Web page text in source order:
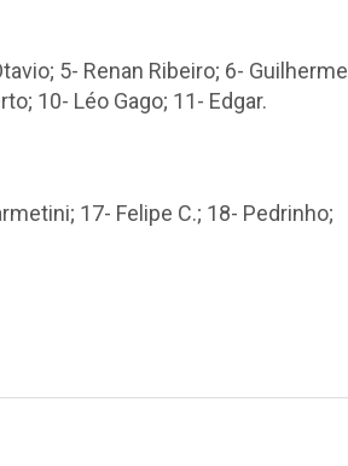
5- Renan Ribeiro; 6- Guilherme
10- Léo Gago; 11- Edgar.
17- Felipe C.; 18- Pedrinho;